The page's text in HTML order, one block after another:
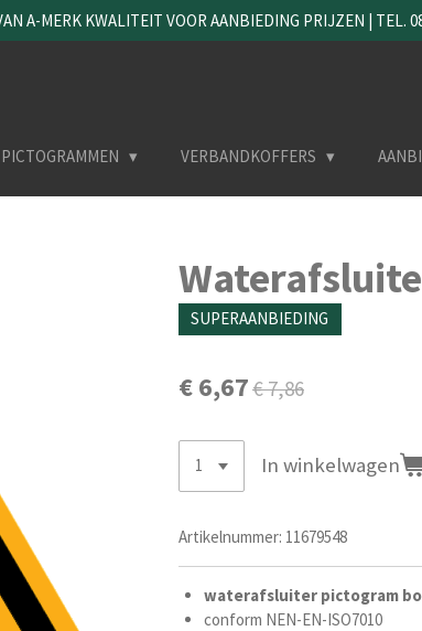
A-MERK KWALITEIT VOOR AANBIEDING PRIJZEN | TEL.
PICTOGRAMMEN VERBANDKOFFERS
SUPERAANBIEDING
€ 6,67€ 7,86
In winkelwagen
Artikelnummer: 11679548
waterafsluiter pictogram
conform NEN-EN-ISO7010